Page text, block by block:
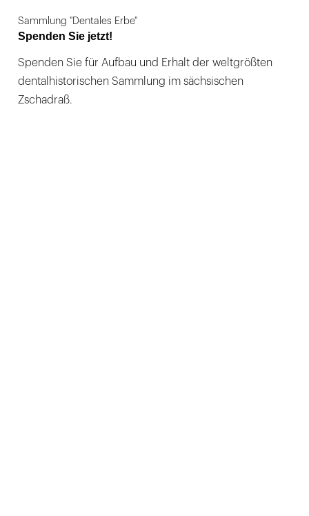
Sammlung "Dentales Erbe"
Spenden Sie jetzt!
Spenden Sie für Aufbau und Erhalt der weltgrößten
dentalhistorischen Sammlung im sächsischen
Zschadraß.